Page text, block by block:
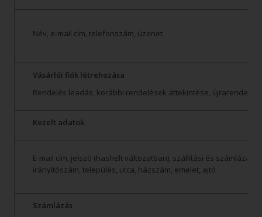
Név, e-mail cím, telefonszám, üzenet
Vásárlói fiók létrehozása
Rendelés leadás, korábbi rendelések áttekintése,
Kezelt adatok
E-mail cím, jelszó (hashelt változatban), szállítási és számlázási
irányítószám, település, utca, házszám, emelet, ajtó
Számlázás